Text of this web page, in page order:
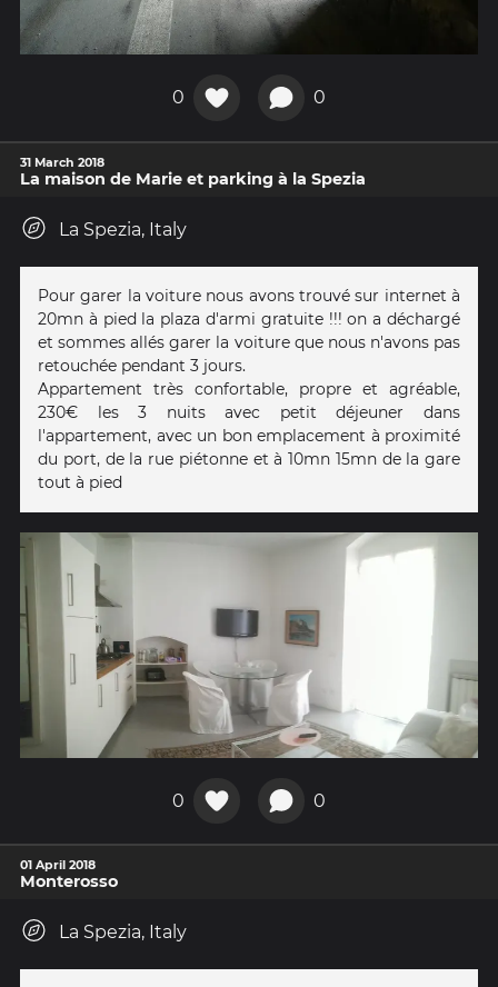
0 0
31 March 2018
La maison de Marie et parking à la Spezia
La Spezia, Italy
Pour garer la voiture nous avons trouvé sur internet à
20mn à pied la plaza d'armi gratuite !!! on a déchargé
et sommes allés garer la voiture que nous n'avons pas
retouchée pendant 3 jours.
Appartement très confortable, propre et agréable,
230€ les 3 nuits avec petit déjeuner dans
l'appartement, avec un bon emplacement à proximité
du port, de la rue piétonne et à 10mn 15mn de la gare
tout à pied
0 0
01 April 2018
Monterosso
La Spezia, Italy